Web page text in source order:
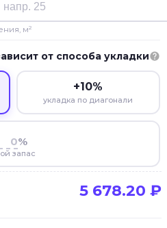
м²
от способа укладки
+10%
укладка по диагонали
%
запас
5 678.20 ₽